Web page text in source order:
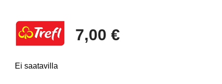
7,00 €
Ei saatavilla